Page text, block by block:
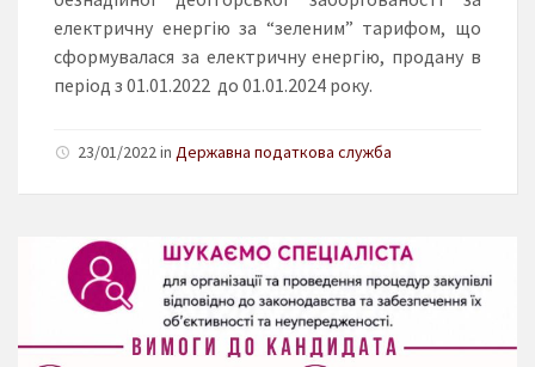
електричну енергію за “зеленим” тарифом, що
сформувалася за електричну енергію, продану в
період з 01.01.2022 до 01.01.2024 року.
23/01/2022 in Державна податкова служба